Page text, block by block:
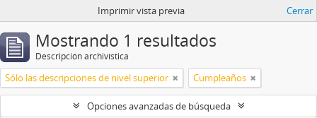
Imprimir vista previa Cerrar
Mostrando 1 resultados
Descripción archivística
Sólo las descripciones de nivel superior Cumpleaños
Opciones avanzadas de búsqueda